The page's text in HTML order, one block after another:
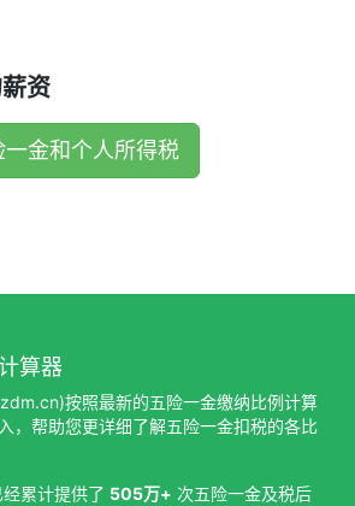
资
金和个人所得税
算器
按照最新的五险一金缴纳比例计算
，帮助您更详细了解五险一金扣税的各比
累计提供了 505万+ 次五险一金及税后